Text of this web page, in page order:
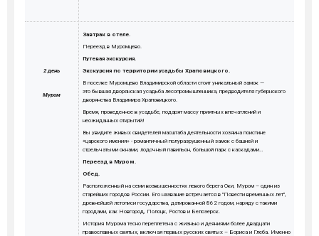
2 день
Муром
Завтрак в отеле.
Переезд в Муромцево.
Путевая экскурсия.
Экскурсия по территории усадьбы Храповицкого.
В поселке Муромцево Владимирской области стоит уникальный замок —
это бывшая дворянская усадьба лесопромышленника, предводителя губернского
дворянства Владимира Храповицкого.
Время, проведенное в усадьбе, подарят массу приятных впечатлений и
неожиданных открытий!
Вы увидите живых свидетелей масштаба деятельности хозяина поистине
«царского имения» - романтичный полуразрушенный замок с башней и
стрельчатыми окнами, лодочный павильон, большой парк с каскадами…
Переезд в Муром.
Обед.
Расположенный на семи возвышенностях левого берега Оки, Муром – один из
старейших городов России. Его название встречается в "Повести временных лет",
древнейшей летописи государства, датированной 862 годом, наряду с такими
городами, как Новгород, Полоцк, Ростов и Белозерск.
История Мурома тесно переплетена с жизнью и деяниями более двадцати
православных святых, включая первых русских святых – Бориса и Глеба. Именно